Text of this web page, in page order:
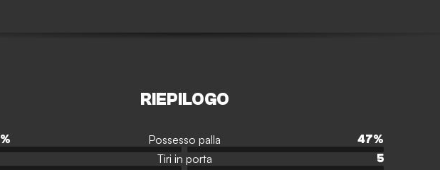
RIEPILOGO
% Possesso palla 47%
Tiri in porta
5